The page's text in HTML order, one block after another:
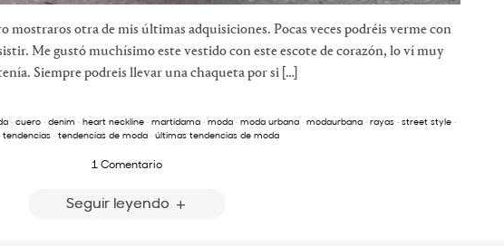
mostraros otra de mis últimas adquisiciones. Pocas veces podréis verme con
Me gustó muchísimo este vestido con este escote de corazón, lo ví muy
Siempre podreis llevar una chaqueta por si […]
· cuero· denim · heart neckline· martidama· moda· moda urbana· modaurbana· rayas· street style·
tendencias · tendencias de moda · últimas tendencias de moda
1 Comentario
Seguir leyendo